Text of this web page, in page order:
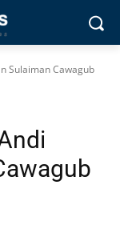
Sulaiman Cawagub